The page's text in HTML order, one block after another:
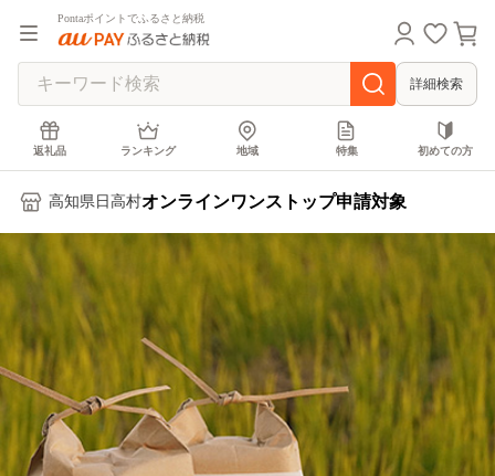
Pontaポイントでふるさと納税
詳細検索
返礼品 ランキング 地域 特集 初めての方
高知県日高村オンラインワンストップ申請対象